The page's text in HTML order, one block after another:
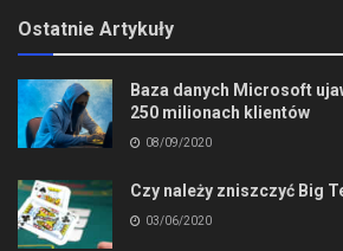
Ostatnie Artykuły
Baza danych Microsoft
250 milionach klientów
08/09/2020
Czy należy zniszczyć Big
03/06/2020